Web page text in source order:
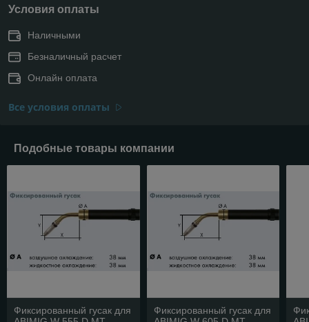
Условия оплаты
Наличными
Безналичный расчет
Онлайн оплата
Все условия оплаты
Подобные товары компании
Фиксированный гусак для
Фиксированный гусак для